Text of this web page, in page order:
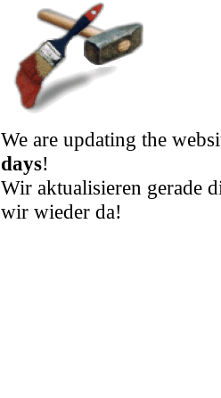
We are updating the
days!
Wir aktualisieren gerade
wir wieder da!